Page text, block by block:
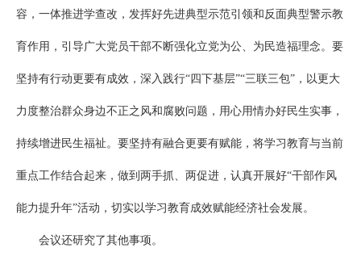
容，一体推进学查改，发挥好先进典型示范引领和反面典型警示教
育作用，引导广大党员干部不断强化立党为公、为民造福理念。要
坚持有行动更要有成效，深入践行“四下基层”“三联三包”，以更大
力度整治群众身边不正之风和腐败问题，用心用情办好民生实事，
持续增进民生福祉。要坚持有融合更要有赋能，将学习教育与当前
重点工作结合起来，做到两手抓、两促进，认真开展好“干部作风
能力提升年”活动，切实以学习教育成效赋能经济社会发展。
会议还研究了其他事项。